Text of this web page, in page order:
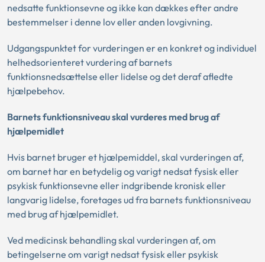
nedsatte funktionsevne og ikke kan dækkes efter andre
bestemmelser i denne lov eller anden lovgivning.
Udgangspunktet for vurderingen er en konkret og individuel
helhedsorienteret vurdering af barnets
funktionsnedsættelse eller lidelse og det deraf afledte
hjælpebehov.
Barnets funktionsniveau skal vurderes med brug af
hjælpemidlet
Hvis barnet bruger et hjælpemiddel, skal vurderingen af,
om barnet har en betydelig og varigt nedsat fysisk eller
psykisk funktionsevne eller indgribende kronisk eller
langvarig lidelse, foretages ud fra barnets funktionsniveau
med brug af hjælpemidlet.
Ved medicinsk behandling skal vurderingen af, om
betingelserne om varigt nedsat fysisk eller psykisk